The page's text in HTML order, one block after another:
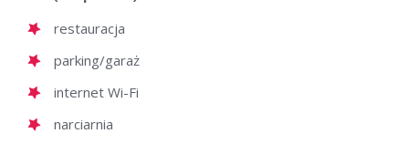
restauracja
parking/garaż
internet Wi-Fi
narciarnia